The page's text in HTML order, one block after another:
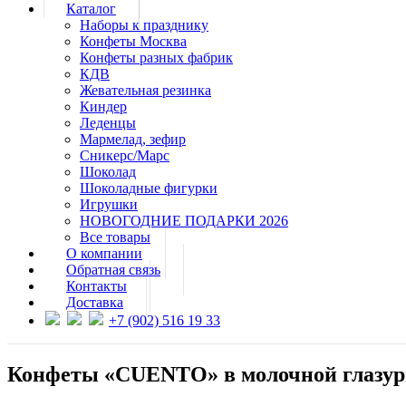
Каталог
Наборы к празднику
Конфеты Москва
Конфеты разных фабрик
КДВ
Жевательная резинка
Киндер
Леденцы
Мармелад, зефир
Сникерс/Марс
Шоколад
Шоколадные фигурки
Игрушки
НОВОГОДНИЕ ПОДАРКИ 2026
Все товары
О компании
Обратная связь
Контакты
Доставка
+7 (902) 516 19 33
Конфеты «CUENTO» в молочной